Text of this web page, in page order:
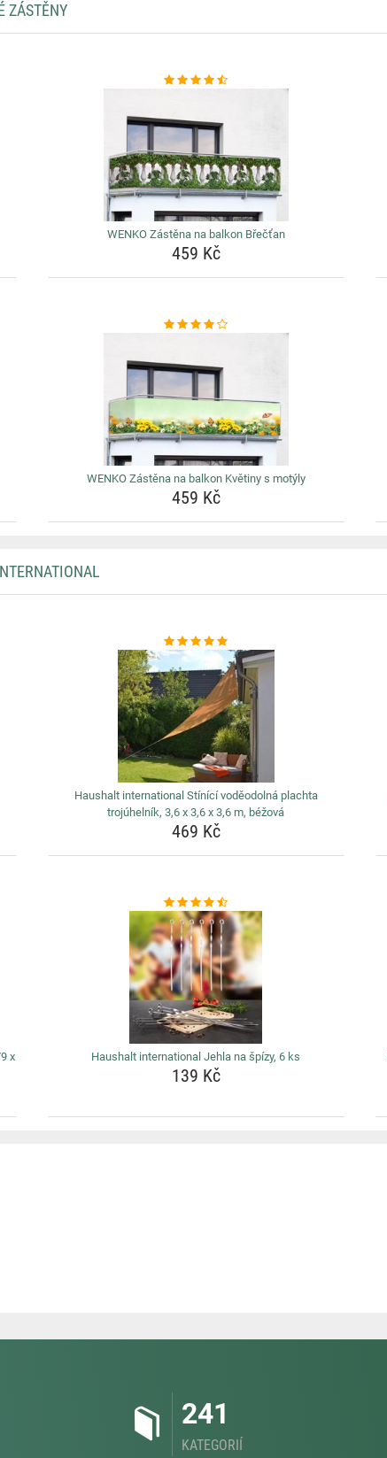
ZÁSTĚNY
WENKO Zástěna na balkon Břečťan
459 Kč
WENKO Zástěna na balkon Květiny s motýly
459 Kč
Haushalt international Stínící voděodolná plachta
trojúhelník, 3,6 x 3,6 x 3,6 m, béžová
469 Kč
x Haushalt international Jehla na špízy, 6 ks
139 Kč
241
KATEGORIÍ